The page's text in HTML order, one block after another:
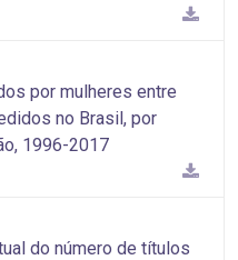
por mulheres entre
no Brasil, por
1996-2017
do número de títulos